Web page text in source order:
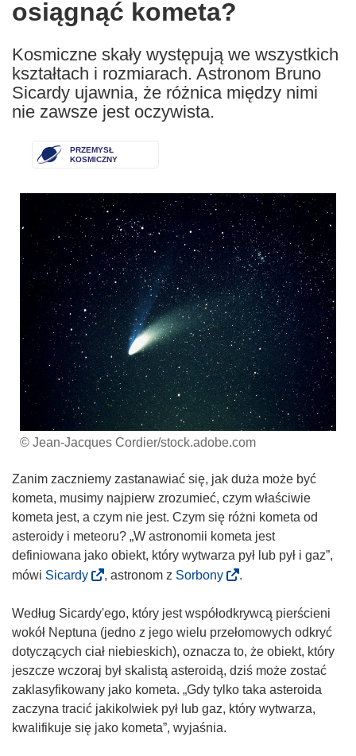
osiągnąć kometa?
Kosmiczne skały występują we wszystkich
kształtach i rozmiarach. Astronom Bruno
Sicardy ujawnia, że różnica między nimi
nie zawsze jest oczywista.
PRZEMYSŁ
KOSMICZNY
© Jean-Jacques Cordier/stock.adobe.com
Zanim zaczniemy zastanawiać się, jak duża może być
kometa, musimy najpierw zrozumieć, czym właściwie
kometa jest, a czym nie jest. Czym się różni kometa od
asteroidy i meteoru? „W astronomii kometa jest
definiowana jako obiekt, który wytwarza pył lub pył i gaz”,
mówi Sicardy(
d
n
o
ś
n
i
k
, astronom z Sorbony(
d
n
o
n
.
Według Sicardy'ego, który jest współodkrywcą pierścieni
wokół Neptuna (jedno z jego wielu przełomowych odkryć
dotyczących ciał niebieskich), oznacza to, że obiekt, który
jeszcze wczoraj był skalistą asteroidą, dziś może zostać
zaklasyfikowany jako kometa. „Gdy tylko taka asteroida
zaczyna tracić jakikolwiek pył lub gaz, który wytwarza,
kwalifikuje się jako kometa”, wyjaśnia.